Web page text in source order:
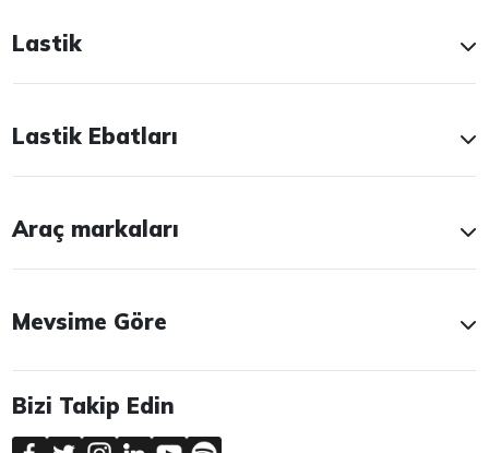
Lastik
Lastik Ebatları
Araç markaları
Mevsime Göre
Bizi Takip Edin